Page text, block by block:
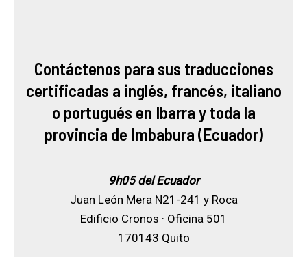
Contáctenos para sus traducciones
certificadas a inglés, francés, italiano
o portugués en Ibarra y toda la
provincia de Imbabura (Ecuador)
9h05 del Ecuador
Juan León Mera N21-241 y Roca
Edificio Cronos · Oficina 501
170143 Quito